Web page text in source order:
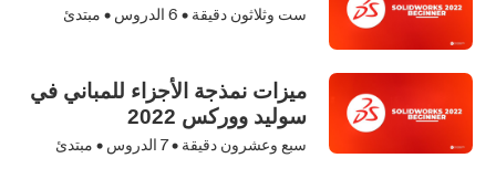
ست وثلاثون دقيقة • 6 الدروس • مبتدئ
ميزات نمذجة الأجزاء للمباني في
سوليد ووركس 2022
سبع وعشرون دقيقة •7 الدروس • مبتدئ